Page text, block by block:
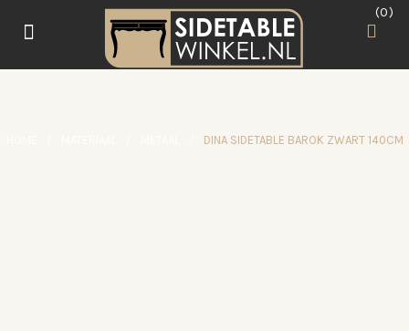
0
DINA SIDETABLE BAROK ZWART 140CM